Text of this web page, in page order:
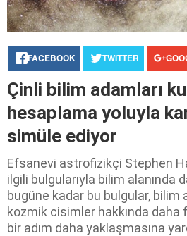
FACEBOOK TWITTER
Çinli bilim adamları
hesaplama yoluyla
simüle ediyor
Efsanevi astrofizikçi Stephen
ilgili bulgularıyla bilim alanında
bugüne kadar bu bulgular, bilim
kozmik cisimler hakkında daha
bir adım daha yaklaşmasına